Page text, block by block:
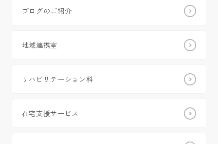
ブログのご紹介
地域連携室
リハビリテーション科
在宅支援サービス